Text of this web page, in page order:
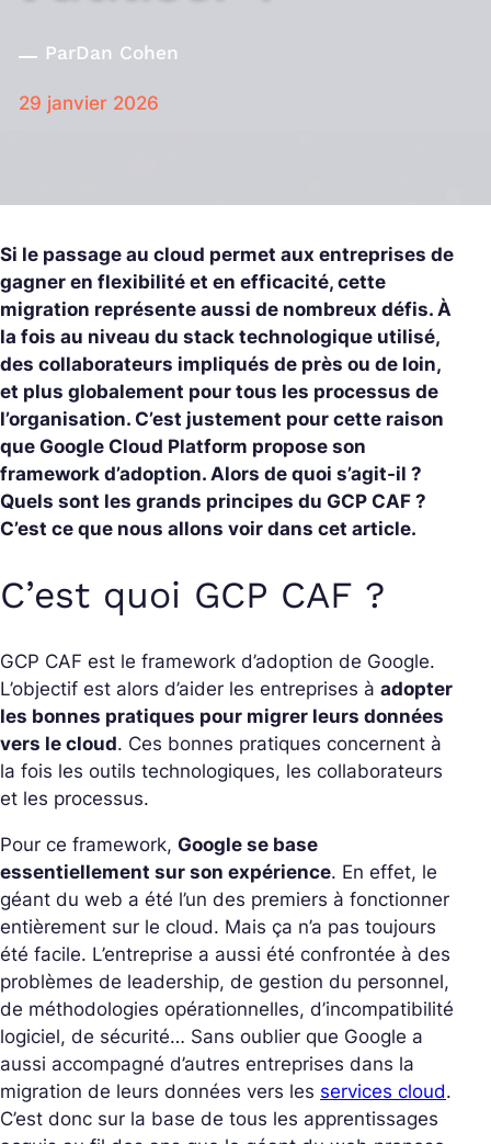
ParDan Cohen
29 janvier 2026
Si le passage au cloud permet aux entreprises de
gagner en flexibilité et en efficacité, cette
migration représente aussi de nombreux défis. À
la fois au niveau du stack technologique utilisé,
des collaborateurs impliqués de près ou de loin,
et plus globalement pour tous les processus de
l’organisation. C’est justement pour cette raison
que Google Cloud Platform propose son
framework d’adoption. Alors de quoi s’agit-il ?
Quels sont les grands principes du GCP CAF ?
C’est ce que nous allons voir dans cet article.
C’est quoi GCP CAF ?
GCP CAF est le framework d’adoption de Google.
L’objectif est alors d’aider les entreprises à adopter
les bonnes pratiques pour migrer leurs données
vers le cloud. Ces bonnes pratiques concernent à
la fois les outils technologiques, les collaborateurs
et les processus.
Pour ce framework, Google se base
essentiellement sur son expérience. En effet, le
géant du web a été l’un des premiers à fonctionner
entièrement sur le cloud. Mais ça n’a pas toujours
été facile. L’entreprise a aussi été confrontée à des
problèmes de leadership, de gestion du personnel,
de méthodologies opérationnelles, d’incompatibilité
logiciel, de sécurité… Sans oublier que Google a
aussi accompagné d’autres entreprises dans la
migration de leurs données vers les services cloud.
C’est donc sur la base de tous les apprentissages